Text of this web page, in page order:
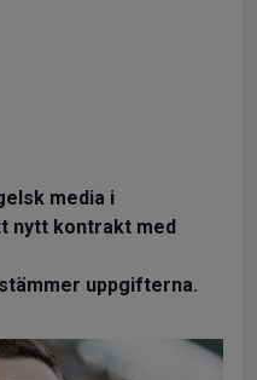
media i
nytt kontrakt med
uppgifterna.